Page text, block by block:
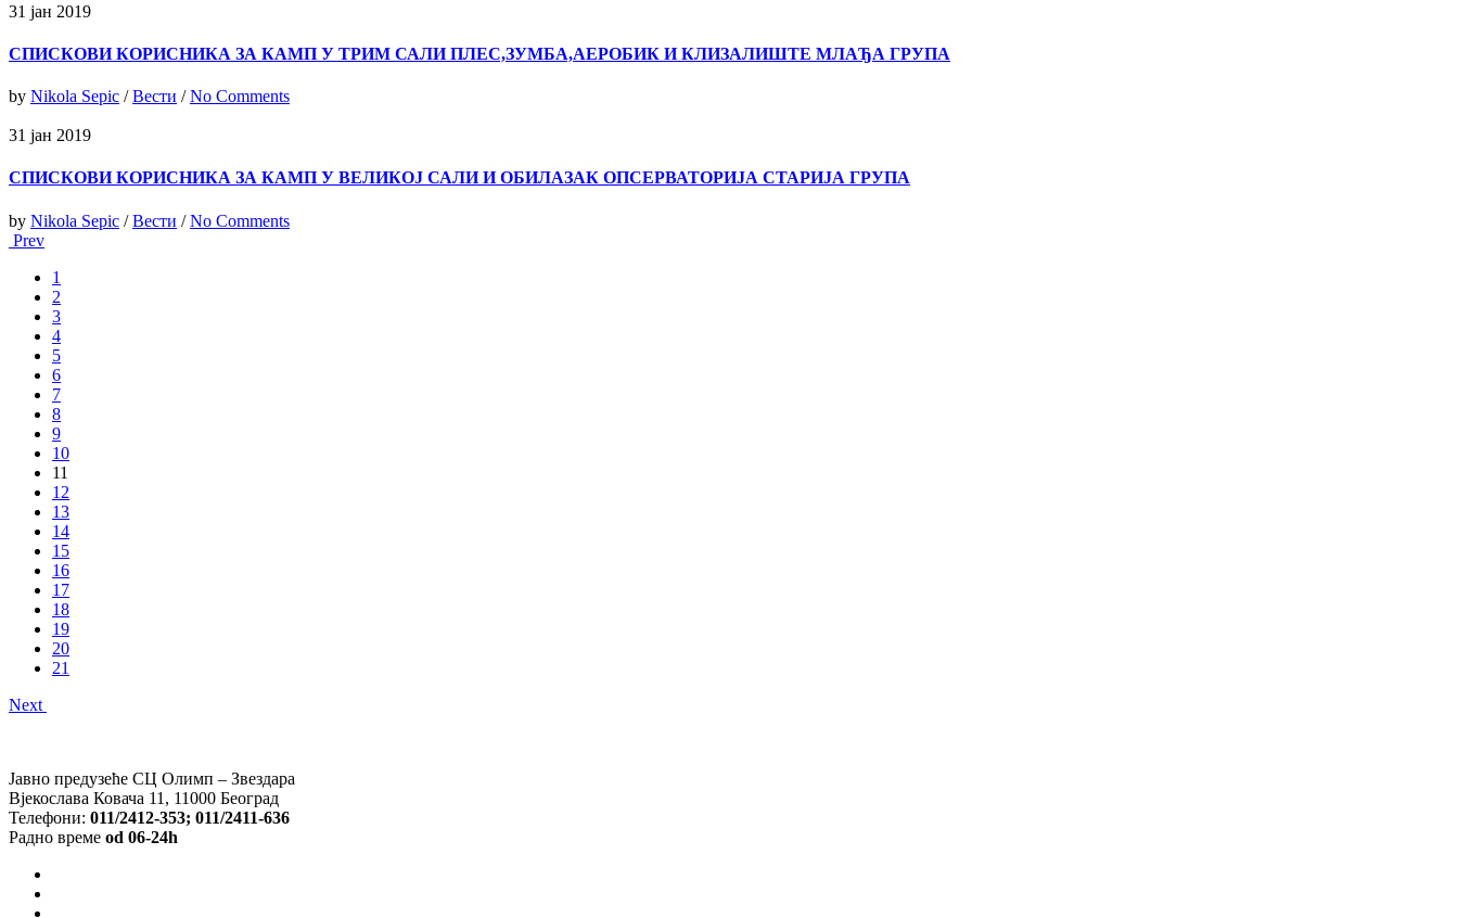
31 јан 2019
СПИСКОВИ КОРИСНИКА ЗА КАМП У ТРИМ САЛИ ПЛЕС,ЗУМБА,АЕРОБИК И КЛИЗАЛИШТЕ МЛАЂА ГРУПА
by Nikola Sepic /Вести /No Comments
31 јан 2019
СПИСКОВИ КОРИСНИКА ЗА КАМП У ВЕЛИКОЈ САЛИ И OБИЛАЗАК ОПСЕРВАТОРИЈА СТАРИЈА ГРУПА
by Nikola Sepic /Вести /No Comments
Prev
1
2
3
4
5
6
7
8
9
10
11
12
13
14
15
16
17
18
19
20
21
Next
Јавно предузеће СЦ Олимп – Звездара
Вјекослава Ковача 11, 11000 Београд
Телефони: 011/2412-353; 011/2411-636
Радно време od 06-24h